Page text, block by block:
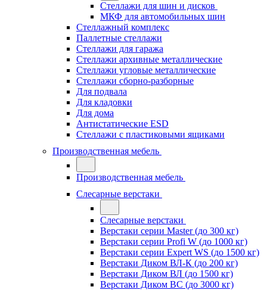
Стеллажи для шин и дисков
МКФ для автомобильных шин
Стеллажный комплекс
Паллетные стеллажи
Стеллажи для гаража
Стеллажи архивные металлические
Стеллажи угловые металлические
Стеллажи сборно-разборные
Для подвала
Для кладовки
Для дома
Антистатические ESD
Стеллажи с пластиковыми ящиками
Производственная мебель
Производственная мебель
Слесарные верстаки
Слесарные верстаки
Верстаки серии Master (до 300 кг)
Верстаки серии Profi W (до 1000 кг)
Верстаки серии Expert WS (до 1500 кг)
Верстаки Диком ВЛ-К (до 200 кг)
Верстаки Диком ВЛ (до 1500 кг)
Верстаки Диком ВС (до 3000 кг)